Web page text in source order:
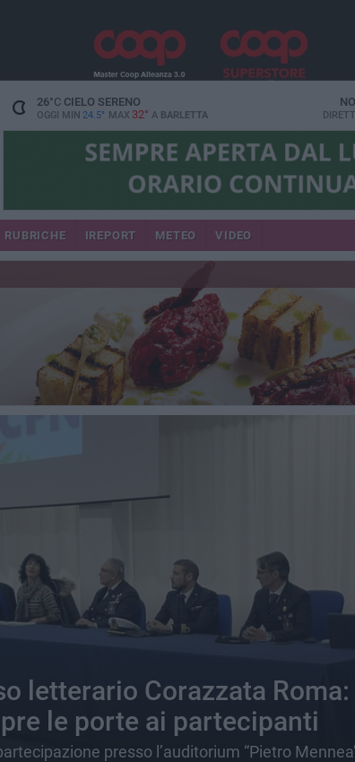
26°CCIELO SERENO
OGGI MIN 24.5° MAX 32° A BARLETTA
RUBRICHE IREPORT METEO VIDEO
letterario Corazzata Roma:
le porte ai partecipanti
presso l’auditorium “Pietro